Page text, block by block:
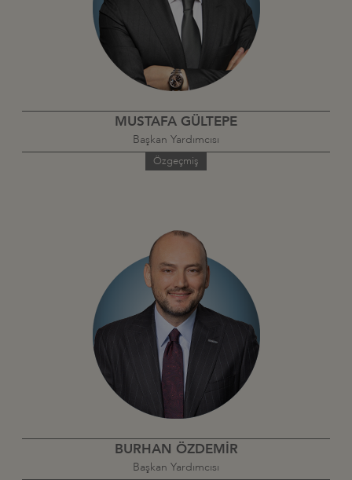
MUSTAFA GÜLTEPE
Başkan Yardımcısı
Özgeçmiş
BURHAN ÖZDEMİR
Başkan Yardımcısı